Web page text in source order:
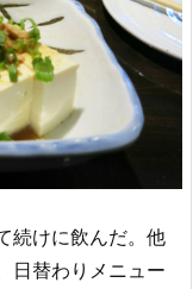
続けに飲んだ。他
日替わりメニュー